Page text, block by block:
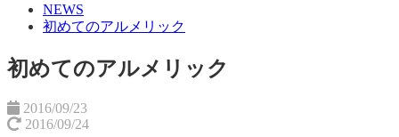
NEWS
初めてのアルメリック
初めてのアルメリック
2016/09/23
2016/09/24